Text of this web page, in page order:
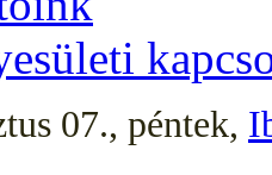
07., péntek,